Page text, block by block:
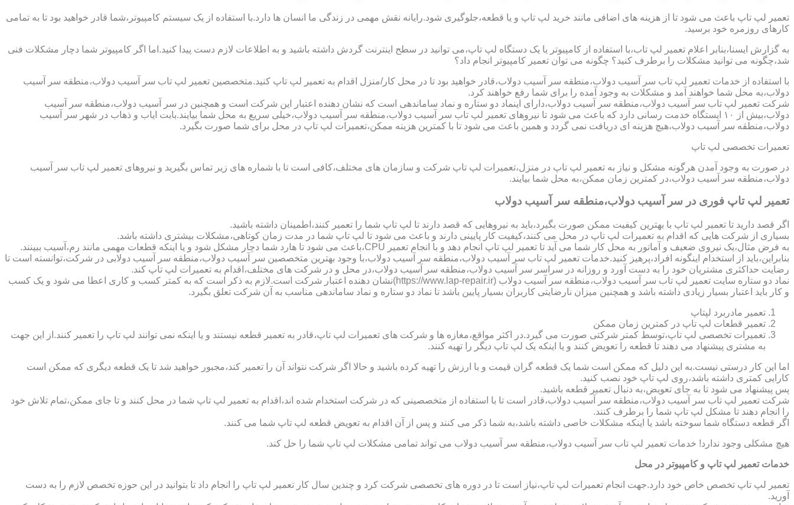
تعمیر لپ تاپ باعث می شود تا از هزینه های اضافی مانند خرید لپ تاپ و یا قطعه،جلوگیری شود.رایانه نقش مهمی در زندگی ما انسان ها دارد.با استفاده از یک سیستم کامپیوتر،شما قادر خواهید بود تا به تمامی
کارهای روزمره خود برسید.
به گزارش ایسنا،بنابر اعلام تعمیر لپ تاب،با استفاده از کامپیوتر یا یک دستگاه لپ تاپ،می توانید در سطح اینترنت گردش داشته باشید و به اطلاعات لازم دست پیدا کنید.اما اگر کامپیوتر شما دچار مشکلات فنی
شد،چگونه می توانید مشکلات را برطرف کنید؟ چگونه می توان تعمیر کامپیوتر انجام داد؟
با استفاده از خدمات تعمیر لپ تاب سر آسیب دولاب،منطقه سر آسیب دولاب،قادر خواهید بود تا در محل کار/منزل اقدام به تعمیر لپ تاپ کنید.متخصصین تعمیر لپ تاب سر آسیب دولاب،منطقه سر آسیب
دولاب،به محل شما خواهند آمد و مشکلات به وجود آمده را برای شما رفع خواهند کرد.
شرکت تعمیر لپ تاب سر آسیب دولاب،منطقه سر آسیب دولاب،دارای اینماد دو ستاره و نماد ساماندهی است که نشان دهنده اعتبار این شرکت است و همچنین در سر آسیب دولاب،منطقه سر آسیب
دولاب،بیش از ۱۰ ایستگاه خدمت رسانی دارد که باعث می شود تا نیروهای تعمیر لپ تاب سر آسیب دولاب،منطقه سر آسیب دولاب،خیلی سریع به محل شما بیایند.بابت ایاب و ذهاب در شهر سر آسیب
دولاب،منطقه سر آسیب دولاب،هیچ هزینه ای دریافت نمی گردد و همین باعث می شود تا با کمترین هزینه ممکن،تعمیرات لپ تاپ در محل برای شما صورت بگیرد.
تعمیرات تخصصی لپ تاپ
در صورت به وجود آمدن هرگونه مشکل و نیاز به تعمیر لپ تاپ در منزل،تعمیرات لپ تاپ شرکت و سازمان های مختلف،کافی است تا با شماره های زیر تماس بگیرید و نیروهای تعمیر لپ تاب سر آسیب
دولاب،منطقه سر آسیب دولاب،در کمترین زمان ممکن،به محل شما بیایند.
تعمیر لپ تاپ فوری در سر آسیب دولاب،منطقه سر آسیب دولاب
اگر قصد دارید تا تعمیر لپ تاپ با بهترین کیفیت ممکن صورت بگیرد،باید به نیروهایی که قصد دارند تا لپ تاپ شما را تعمیر کنند،اطمینان داشته باشید.
بسیاری از شرکت هایی که اقدام به تعمیرات لپ تاپ در محل می کنند،کیفیت کار پایینی دارند و باعث می شود تا لپ تاپ شما در مدت زمان کوتاهی،مشکلات بیشتری داشته باشد.
به فرض مثال،یک نیروی ضعیف و آماتور به محل کار شما می آید تا تعمیر لپ تاپ انجام دهد و با انجام تعمیر CPU،باعث می شود تا هارد شما دچار مشکل شود و یا اینکه قطعات مهمی مانند رم،آسیب ببینند.
بنابراین،باید از استخدام اینگونه افراد،پرهیز کنید.خدمات تعمیر لپ تاب سر آسیب دولاب،منطقه سر آسیب دولاب،با وجود بهترین متخصصین سر آسیب دولاب،منطقه سر آسیب دولابی در شرکت،توانسته است تا
رضایت حداکثری مشتریان خود را به دست آورد و روزانه در سراسر سر آسیب دولاب،منطقه سر آسیب دولاب،در محل و در شرکت های مختلف،اقدام به تعمیرات لپ تاپ کند.
نماد دو ستاره سایت تعمیر لپ تاب سر آسیب دولاب،منطقه سر آسیب دولاب (https://www.lap-repair.ir)نشان دهنده اعتبار شرکت است.لازم به ذکر است که به کمتر کسب و کاری اعطا می شود و یک کسب
و کار باید اعتبار بسیار زیادی داشته باشد و همچنین میزان نارضایتی کاربران بسیار پایین باشد تا نماد دو ستاره و نماد ساماندهی مناسب به آن شرکت تعلق بگیرد.
تعمیر مادربرد لپتاپ
تعمیر قطعات لپ تاپ در کمترین زمان ممکن
تعمیرات تخصصی لپ تاپ،توسط کمتر شرکتی صورت می گیرد.در اکثر مواقع،مغازه ها و شرکت های تعمیرات لپ تاپ،قادر به تعمیر قطعه نیستند و یا اینکه نمی توانند لپ تاپ را تعمیر کنند.از این جهت
به مشتری پیشنهاد می دهند تا قطعه را تعویض کنند و یا اینکه یک لپ تاپ دیگر را تهیه کنند.
اما این کار درستی نیست.به این دلیل که ممکن است شما یک قطعه گران قیمت و با ارزش را تهیه کرده باشید و حالا اگر شرکت نتواند آن را تعمیر کند،مجبور خواهید شد تا یک قطعه دیگری که ممکن است
کارایی کمتری داشته باشد،روی لپ تاپ خود نصب کنید.
پس پیشنهاد می شود تا به جای تعویض،به دنبال تعمیر قطعه باشید.
شرکت تعمیر لپ تاب سر آسیب دولاب،منطقه سر آسیب دولاب،قادر است تا با استفاده از متخصصینی که در شرکت استخدام شده اند،اقدام به تعمیر لپ تاپ شما در محل کنند و تا جای ممکن،تمام تلاش خود
را انجام دهند تا مشکل لپ تاپ شما را برطرف کنند.
اگر قطعه دستگاه شما سوخته باشد یا اینکه مشکلات خاصی داشته باشد،به شما ذکر می کنند و پس از آن اقدام به تعویض قطعه لپ تاپ شما می کنند.
هیچ مشکلی وجود ندارد! خدمات تعمیر لپ تاب سر آسیب دولاب،منطقه سر آسیب دولاب می تواند تمامی مشکلات لپ تاپ شما را حل کند.
خدمات تعمیر لپ تاپ و کامپیوتر در محل
تعمیر لپ تاپ تخصص خاص خود دارد.جهت انجام تعمیرات لپ تاپ،نیاز است تا در دوره های تخصصی شرکت کرد و چندین سال کار تعمیر لپ تاپ را انجام داد تا بتوانید در این حوزه تخصص لازم را به دست
آورید.